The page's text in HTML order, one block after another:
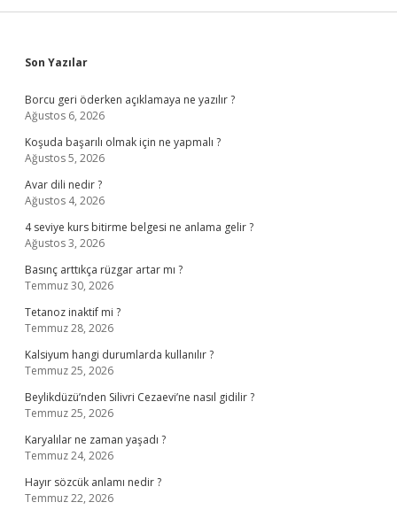
Sidebar
Son Yazılar
Borcu geri öderken açıklamaya ne yazılır ?
Ağustos 6, 2026
Koşuda başarılı olmak için ne yapmalı ?
Ağustos 5, 2026
Avar dili nedir ?
Ağustos 4, 2026
4 seviye kurs bitirme belgesi ne anlama gelir ?
Ağustos 3, 2026
Basınç arttıkça rüzgar artar mı ?
Temmuz 30, 2026
Tetanoz inaktif mi ?
Temmuz 28, 2026
Kalsiyum hangi durumlarda kullanılır ?
Temmuz 25, 2026
Beylikdüzü’nden Silivri Cezaevi’ne nasıl gidilir ?
Temmuz 25, 2026
Karyalılar ne zaman yaşadı ?
Temmuz 24, 2026
Hayır sözcük anlamı nedir ?
Temmuz 22, 2026